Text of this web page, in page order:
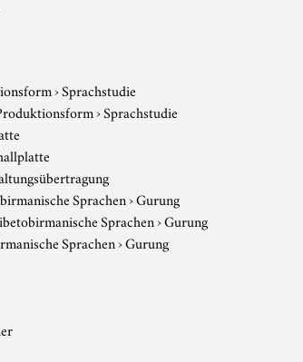
›Sprachstudie
›Sprachstudie
Sprachen›Gurung
Sprachen›Gurung
Sprachen›Gurung